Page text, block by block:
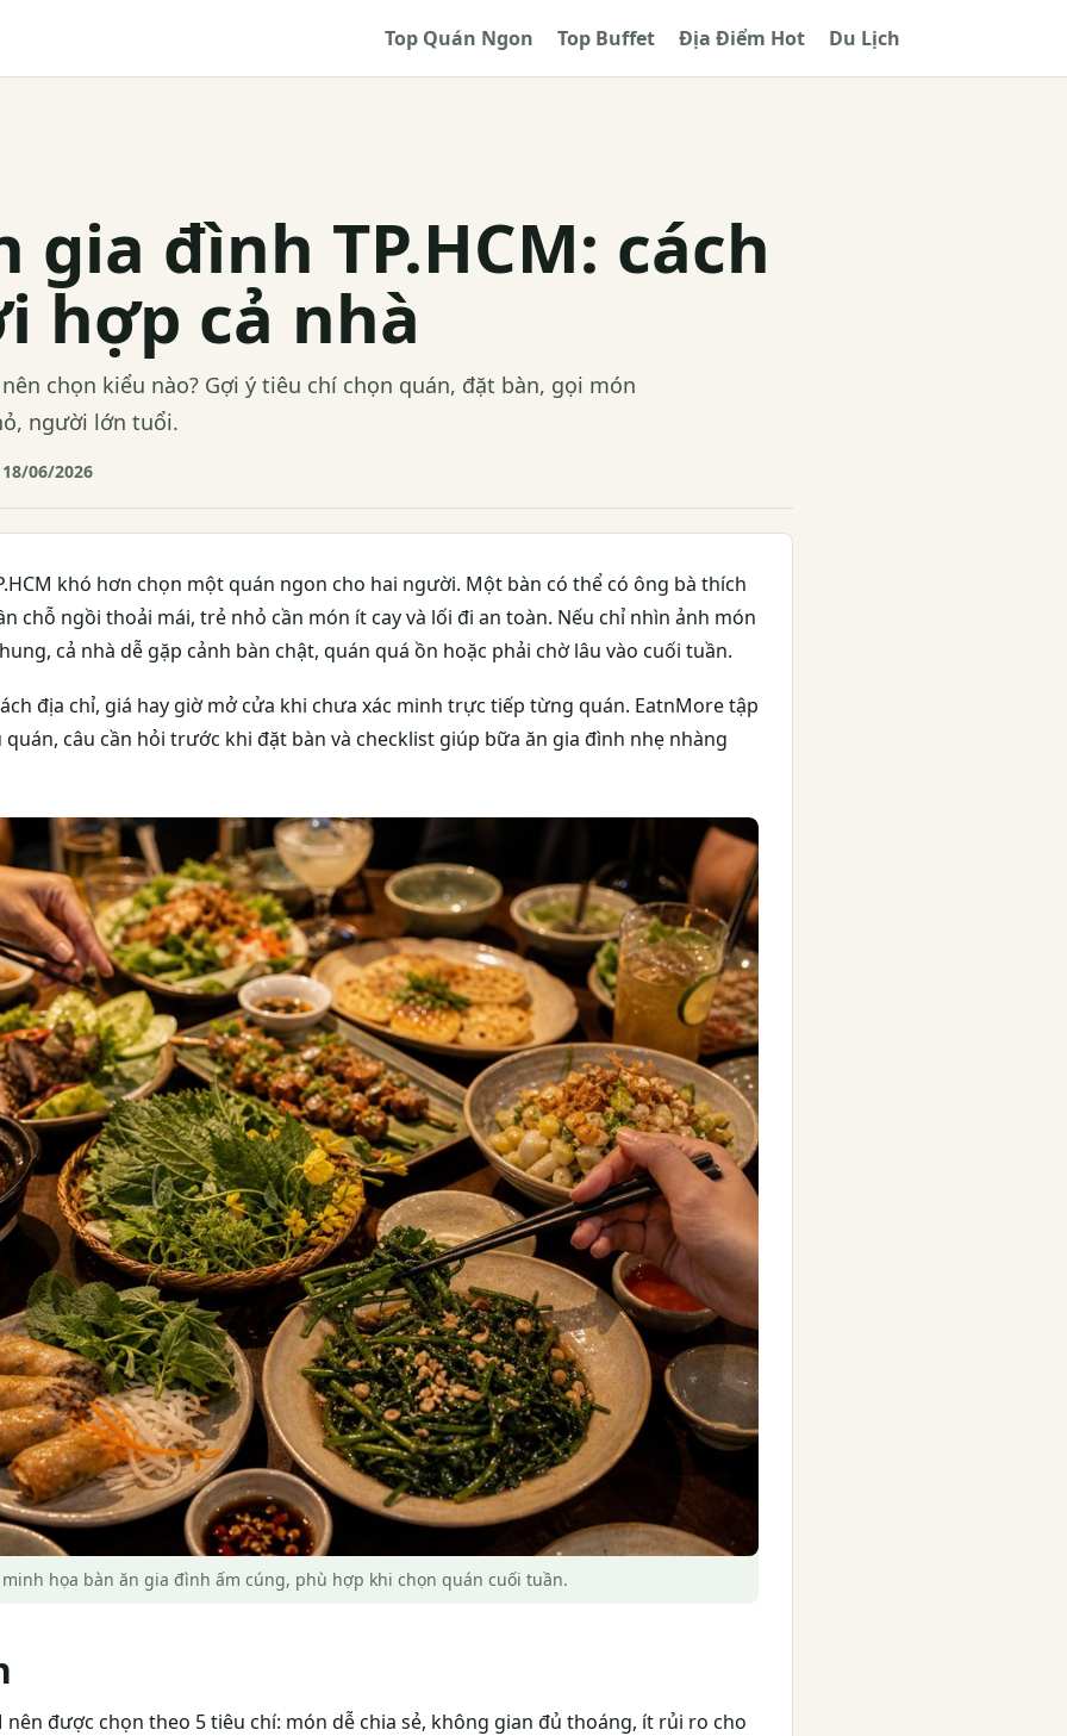
Top Quán Ngon Top Buffet Địa Điểm Hot Du Lịch
gia đình TP.HCM: cách
hợp cả nhà
chọn kiểu nào? Gợi ý tiêu chí chọn quán, đặt bàn, gọi món
người lớn tuổi.
06/2026
khó hơn chọn một quán ngon cho hai người. Một bàn có thể có ông bà thích
chỗ ngồi thoải mái, trẻ nhỏ cần món ít cay và lối đi an toàn. Nếu chỉ nhìn ảnh món
cả nhà dễ gặp cảnh bàn chật, quán quá ồn hoặc phải chờ lâu vào cuối tuần.
địa chỉ, giá hay giờ mở cửa khi chưa xác minh trực tiếp từng quán. EatnMore tập
câu cần hỏi trước khi đặt bàn và checklist giúp bữa ăn gia đình nhẹ nhàng
họa bàn ăn gia đình ấm cúng, phù hợp khi chọn quán cuối tuần.
nên được chọn theo 5 tiêu chí: món dễ chia sẻ, không gian đủ thoáng, ít rủi ro cho